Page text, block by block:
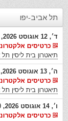
תל אביב-יפו
ד׳, 12 אוגוסט 2026, 20:30
כרטיסים
תיאטרון בית ליסין תל
ה׳, 13 אוגוסט 2026, 18:00
כרטיסים
תיאטרון בית ליסין תל
ו׳, 14 אוגוסט 2026, 12:00
כרטיסים